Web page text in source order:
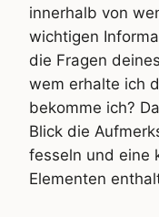
innerhalb von
wichtigen
die Fragen
wem erhalte ich
bekomme ich?
Blick die
fesseln und eine
Elementen